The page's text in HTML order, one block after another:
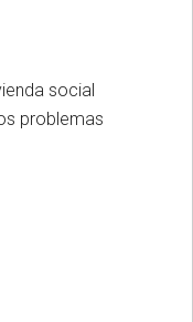
social
problemas